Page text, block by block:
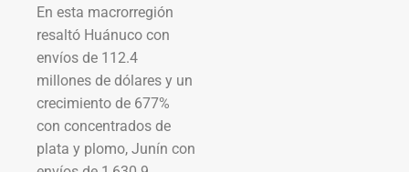
En esta macrorregión
resaltó Huánuco con
envíos de 112.4
millones de dólares y un
crecimiento de 677%
con concentrados de
plata y plomo, Junín con